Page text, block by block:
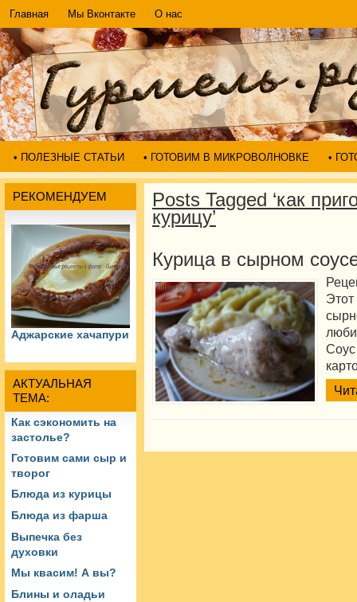
Главная Мы Вконтакте О нас
• ПОЛЕЗНЫЕ СТАТЬИ • ГОТОВИМ В МИКРОВОЛНОВКЕ •
РЕКОМЕНДУЕМ
Аджарские хачапури
АКТУАЛЬНАЯ
ТЕМА:
Как сэкономить на
застолье?
Готовим сами сыр и
творог
Блюда из курицы
Блюда из фарша
Выпечка без
духовки
Мы квасим! А вы?
Блины и оладьи
Posts Tagged ‘как
курицу’
Курица в сырном